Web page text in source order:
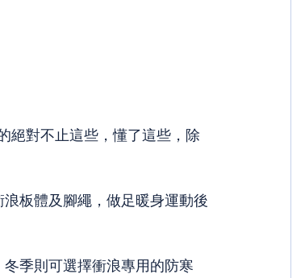
絕對不止這些，懂了這些，除
板體及腳繩，做足暖身運動後
季則可選擇衝浪專用的防寒